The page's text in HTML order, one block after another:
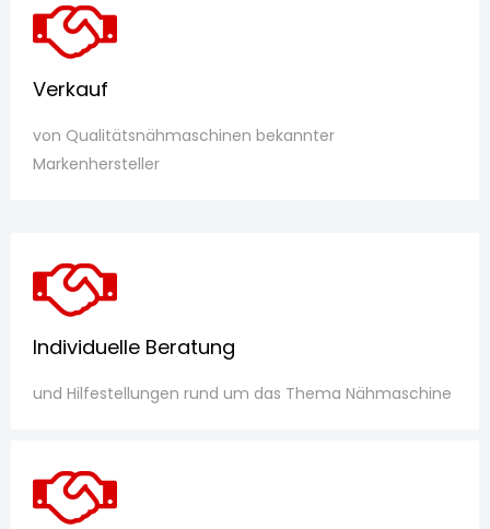
Verkauf
von Qualitätsnähmaschinen bekannter
Markenhersteller
Individuelle Beratung
und Hilfestellungen rund um das Thema Nähmaschine